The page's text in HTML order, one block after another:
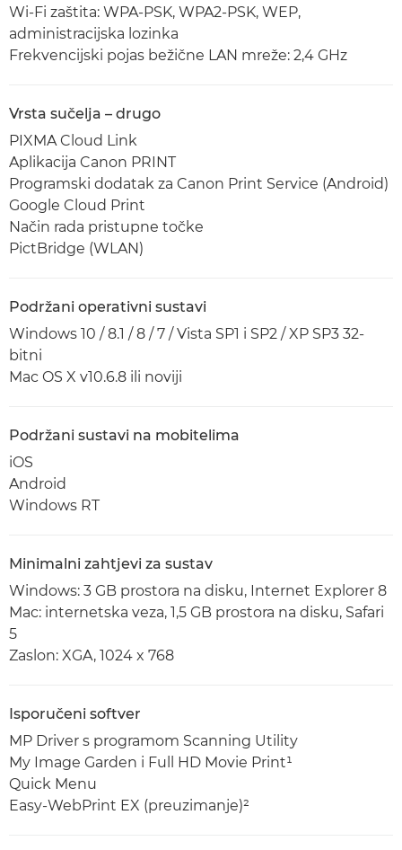
Wi-Fi zaštita: WPA-PSK, WPA2-PSK, WEP,
administracijska lozinka
Frekvencijski pojas bežične LAN mreže: 2,4 GHz
Vrsta sučelja – drugo
PIXMA Cloud Link
Aplikacija Canon PRINT
Programski dodatak za Canon Print Service (Android)
Google Cloud Print
Način rada pristupne točke
PictBridge (WLAN)
Podržani operativni sustavi
Windows 10 / 8.1 / 8 / 7 / Vista SP1 i SP2 / XP SP3 32-
bitni
Mac OS X v10.6.8 ili noviji
Podržani sustavi na mobitelima
iOS
Android
Windows RT
Minimalni zahtjevi za sustav
Windows: 3 GB prostora na disku, Internet Explorer 8
Mac: internetska veza, 1,5 GB prostora na disku, Safari
5
Zaslon: XGA, 1024 x 768
Isporučeni softver
MP Driver s programom Scanning Utility
My Image Garden i Full HD Movie Print¹
Quick Menu
Easy-WebPrint EX (preuzimanje)²